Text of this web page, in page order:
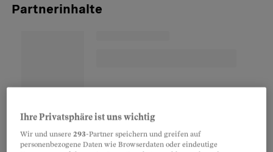
Partnerinhalte
Ihre Privatsphäre ist uns wichtig
Wir und unsere293-Partner speichern und greifen auf
personenbezogene Daten wie Browserdaten oder eindeutige